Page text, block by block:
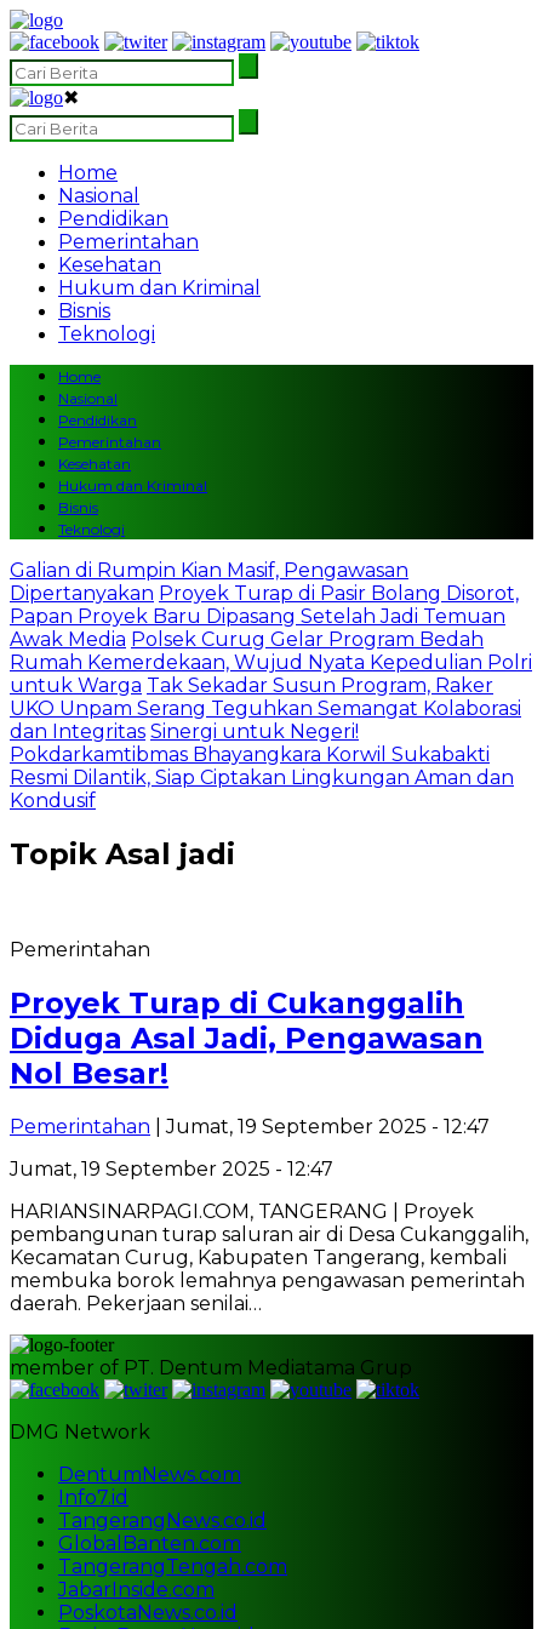
✖
Home
Nasional
Pendidikan
Pemerintahan
Kesehatan
Hukum dan Kriminal
Bisnis
Teknologi
Home
Nasional
Pendidikan
Pemerintahan
Kesehatan
Hukum dan Kriminal
Bisnis
Teknologi
Galian di Rumpin Kian Masif, Pengawasan
Dipertanyakan Proyek Turap di Pasir Bolang Disorot,
Papan Proyek Baru Dipasang Setelah Jadi Temuan
Awak Media Polsek Curug Gelar Program Bedah
Rumah Kemerdekaan, Wujud Nyata Kepedulian Polri
untuk Warga Tak Sekadar Susun Program, Raker
UKO Unpam Serang Teguhkan Semangat Kolaborasi
dan Integritas Sinergi untuk Negeri!
Pokdarkamtibmas Bhayangkara Korwil Sukabakti
Resmi Dilantik, Siap Ciptakan Lingkungan Aman dan
Kondusif
Topik Asal jadi
Pemerintahan
Proyek Turap di Cukanggalih
Diduga Asal Jadi, Pengawasan
Nol Besar!
Pemerintahan | Jumat, 19 September 2025 - 12:47
Jumat, 19 September 2025 - 12:47
HARIANSINARPAGI.COM, TANGERANG | Proyek
pembangunan turap saluran air di Desa Cukanggalih,
Kecamatan Curug, Kabupaten Tangerang, kembali
membuka borok lemahnya pengawasan pemerintah
daerah. Pekerjaan senilai…
member of PT. Dentum Mediatama Grup
DMG Network
DentumNews.com
Info7.id
TangerangNews.co.id
GlobalBanten.com
TangerangTengah.com
JabarInside.com
PoskotaNews.co.id